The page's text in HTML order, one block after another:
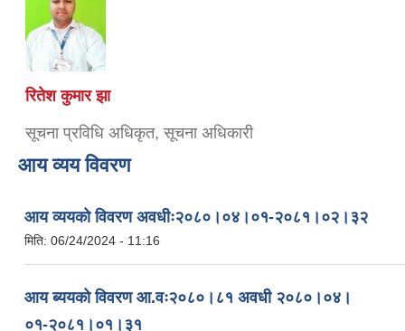
रितेश कुमार झा
सूचना प्रविधि अधिकृत, सूचना अधिकारी
आय व्यय विवरण
आय व्ययको विवरण अवधीः२०८०।०४।०१-२०८१।०२।३२
मिति: 06/24/2024 - 11:16
आय ब्ययको विवरण आ.वः२०८०।८१ अवधी २०८०।०४।
०१-२०८१।०१।३१